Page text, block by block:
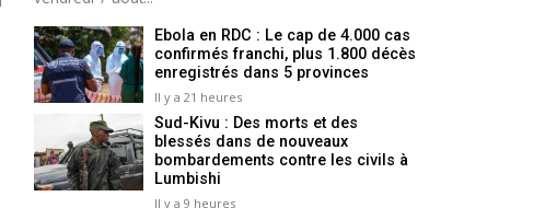
Ebola en RDC : Le cap de 4.000 cas
confirmés franchi, plus 1.800 décès
enregistrés dans 5 provinces
Il y a 21 heures
Sud-Kivu : Des morts et des
blessés dans de nouveaux
bombardements contre les civils à
Lumbishi
Il y a 9 heures